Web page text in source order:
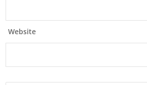
Website